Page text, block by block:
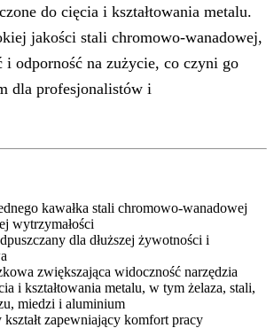
do cięcia i kształtowania metalu.
jakości stali chromowo-wanadowej,
i odporność na zużycie, co czyni go
dla profesjonalistów i
kawałka stali chromowo-wanadowej
wytrzymałości
dla dłuższej żywotności i
zwiększająca widoczność narzędzia
i kształtowania metalu, w tym żelaza, stali,
miedzi i aluminium
zapewniający komfort pracy